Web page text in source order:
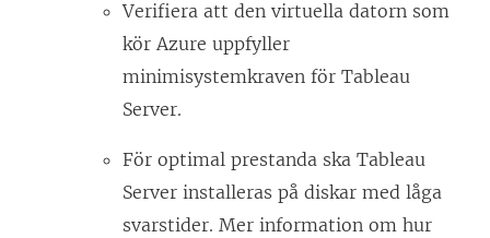
n
s
e
t
t
Verifiera att den virtuella datorn som
kör Azure uppfyller
minimisystemkraven för Tableau
Server.
För optimal prestanda ska Tableau
Server installeras på diskar med låga
svarstider. Mer information om hur